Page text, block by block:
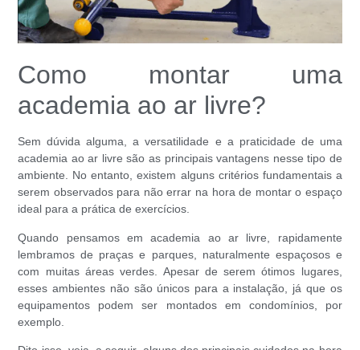
Como montar uma
academia ao ar livre?
Sem dúvida alguma, a versatilidade e a praticidade de uma
academia ao ar livre são as principais vantagens nesse tipo de
ambiente. No entanto, existem alguns critérios fundamentais a
serem observados para não errar na hora de montar o espaço
ideal para a prática de exercícios.
Quando pensamos em academia ao ar livre, rapidamente
lembramos de praças e parques, naturalmente espaçosos e
com muitas áreas verdes. Apesar de serem ótimos lugares,
esses ambientes não são únicos para a instalação, já que os
equipamentos podem ser montados em condomínios, por
exemplo.